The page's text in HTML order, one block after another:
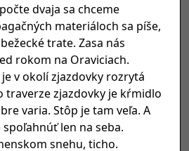
dvaja sa chceme
materiáloch sa píše,
trate. Zasa nás
rokom na Oraviciach.
v okolí zjazdovky rozrytá
traverze zjazdovky je kŕmidlo
varia. Stôp je tam veľa. A
len na seba.
snehu, ticho.